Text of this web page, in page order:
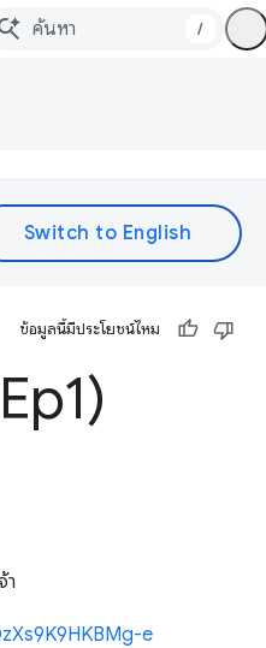
/
ข้อมูลนี้มีประโยชน์ไหม
Ep1)
า
e